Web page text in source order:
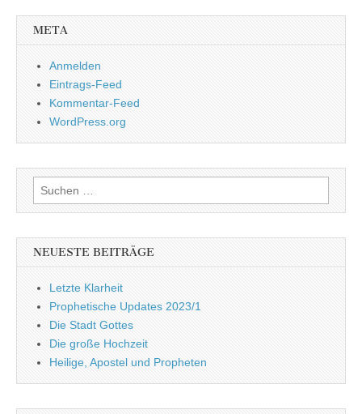
META
Anmelden
Eintrags-Feed
Kommentar-Feed
WordPress.org
Suchen
nach:
NEUESTE BEITRÄGE
Letzte Klarheit
Prophetische Updates 2023/1
Die Stadt Gottes
Die große Hochzeit
Heilige, Apostel und Propheten